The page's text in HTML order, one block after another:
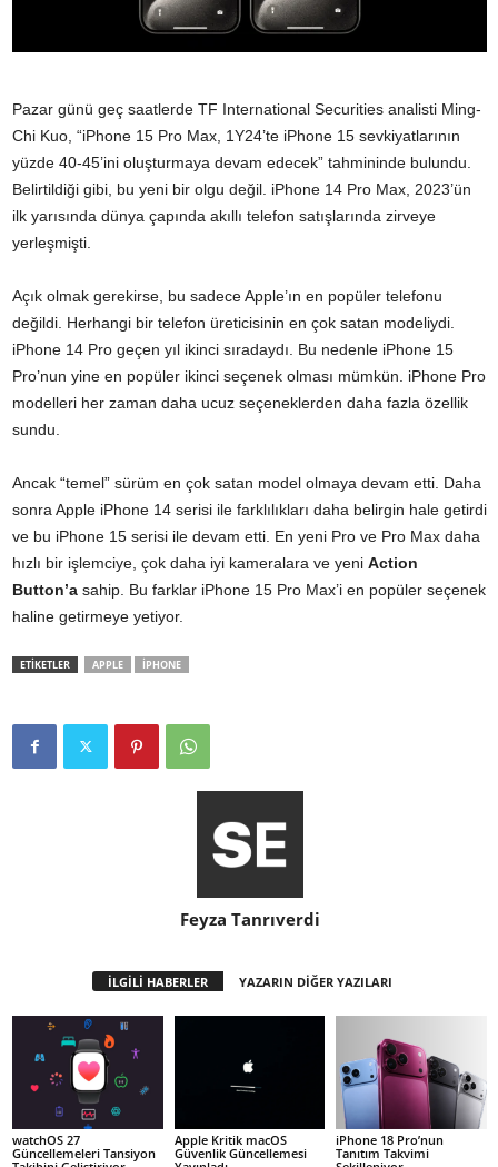
Pazar günü geç saatlerde TF International Securities analisti Ming-
Chi Kuo, “iPhone 15 Pro Max, 1Y24’te iPhone 15 sevkiyatlarının
yüzde 40-45’ini oluşturmaya devam edecek” tahmininde bulundu.
Belirtildiği gibi, bu yeni bir olgu değil. iPhone 14 Pro Max, 2023’ün
ilk yarısında dünya çapında akıllı telefon satışlarında zirveye
yerleşmişti.
Açık olmak gerekirse, bu sadece Apple’ın en popüler telefonu
değildi. Herhangi bir telefon üreticisinin en çok satan modeliydi.
iPhone 14 Pro geçen yıl ikinci sıradaydı. Bu nedenle iPhone 15
Pro’nun yine en popüler ikinci seçenek olması mümkün. iPhone Pro
modelleri her zaman daha ucuz seçeneklerden daha fazla özellik
sundu.
Ancak “temel” sürüm en çok satan model olmaya devam etti. Daha
sonra Apple iPhone 14 serisi ile farklılıkları daha belirgin hale getirdi
ve bu iPhone 15 serisi ile devam etti. En yeni Pro ve Pro Max daha
hızlı bir işlemciye, çok daha iyi kameralara ve yeni Action
Button’a sahip. Bu farklar iPhone 15 Pro Max’i en popüler seçenek
haline getirmeye yetiyor.
ETİKETLER APPLE IPHONE
Feyza Tanrıverdi
İLGİLİ HABERLER YAZARIN DİĞER YAZILARI
watchOS 27
Güncellemeleri Tansiyon
Apple Kritik macOS
Güvenlik Güncellemesi
iPhone 18 Pro’nun
Tanıtım Takvimi